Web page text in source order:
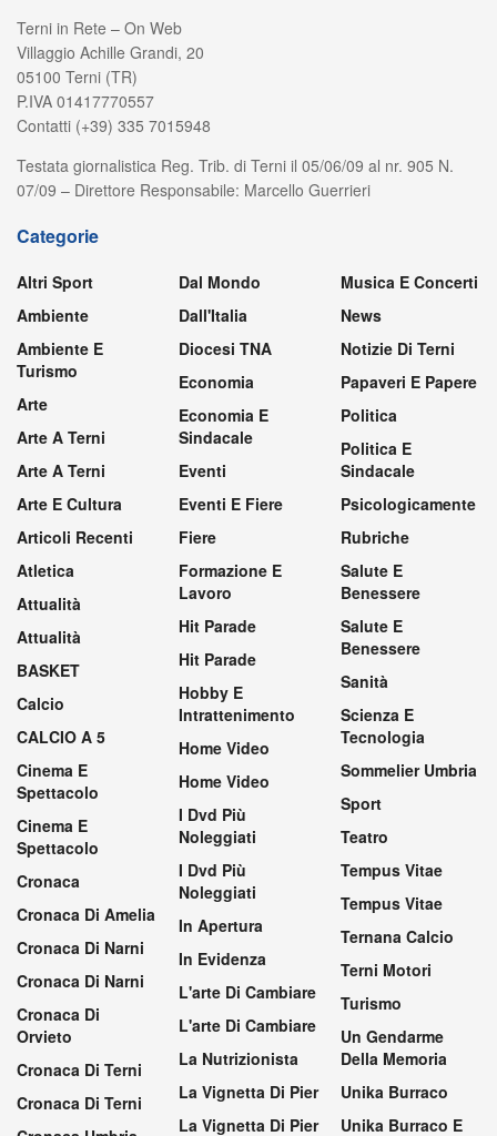
Terni in Rete – On Web
Villaggio Achille Grandi, 20
05100 Terni (TR)
P.IVA 01417770557
Contatti (+39) 335 7015948
Testata giornalistica Reg. Trib. di Terni il 05/06/09 al nr. 905 N.
07/09 – Direttore Responsabile: Marcello Guerrieri
Categorie
Altri Sport
Ambiente
Ambiente E
Turismo
Arte
Arte A Terni
Arte A Terni
Arte E Cultura
Articoli Recenti
Atletica
Attualità
Attualità
BASKET
Calcio
CALCIO A 5
Cinema E
Spettacolo
Cinema E
Spettacolo
Cronaca
Cronaca Di Amelia
Cronaca Di Narni
Cronaca Di Narni
Cronaca Di
Orvieto
Cronaca Di Terni
Cronaca Di Terni
Dal Mondo
Dall'Italia
Diocesi TNA
Economia
Economia E
Sindacale
Eventi
Eventi E Fiere
Fiere
Formazione E
Lavoro
Hit Parade
Hit Parade
Hobby E
Intrattenimento
Home Video
Home Video
I Dvd Più
Noleggiati
I Dvd Più
Noleggiati
In Apertura
In Evidenza
L'arte Di Cambiare
L'arte Di Cambiare
La Nutrizionista
La Vignetta Di Pier
La Vignetta Di Pier
Musica E Concerti
News
Notizie Di Terni
Papaveri E Papere
Politica
Politica E
Sindacale
Psicologicamente
Rubriche
Salute E
Benessere
Salute E
Benessere
Sanità
Scienza E
Tecnologia
Sommelier Umbria
Sport
Teatro
Tempus Vitae
Tempus Vitae
Ternana Calcio
Terni Motori
Turismo
Un Gendarme
Della Memoria
Unika Burraco
Unika Burraco E